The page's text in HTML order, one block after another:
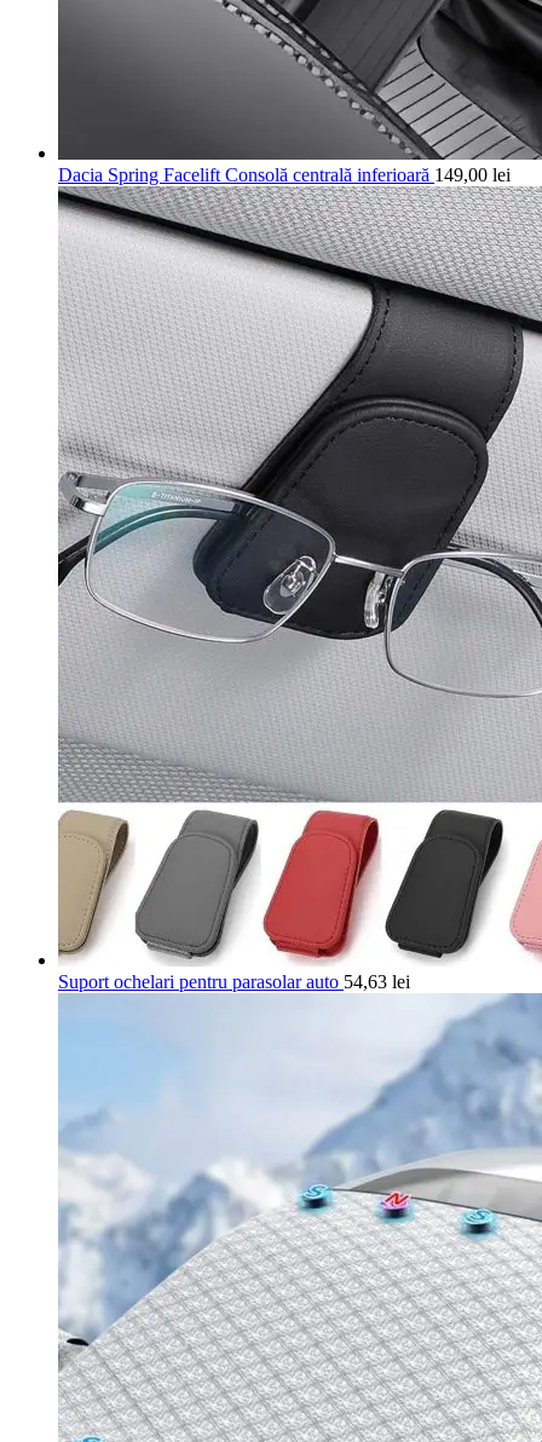
Dacia Spring Facelift Consolă centrală inferioară 149,00 lei
Suport ochelari pentru parasolar auto 54,63 lei